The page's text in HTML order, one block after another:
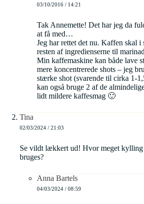
03/10/2016 / 14:21
Tak Annemette! Det har jeg da
at få med…
Jeg har rettet det nu. Kaffen skal i
resten af ingredienserne til
Min kaffemaskine kan både lave
mere koncentrerede shots – jeg
stærke shot (svarende til cirka 1-
kan også bruge 2 af de
lidt mildere kaffesmag 🙂
Tina
02/03/2024 / 21:03
Se vildt lækkert ud! Hvor meget kylling
bruges?
Anna Bartels
04/03/2024 / 08:59